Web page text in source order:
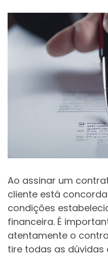
Ao assinar um
cliente está
condições
financeira. É
atentamente o
tire todas as dúvidas